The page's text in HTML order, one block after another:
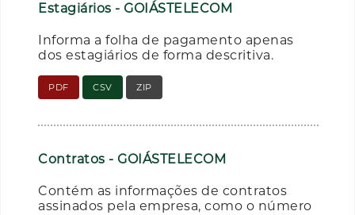
Estagiários - GOIÁSTELECOM
Informa a folha de pagamento apenas
dos estagiários de forma descritiva.
PDF CSV ZIP
Contratos - GOIÁSTELECOM
Contém as informações de contratos
assinados pela empresa, como o número